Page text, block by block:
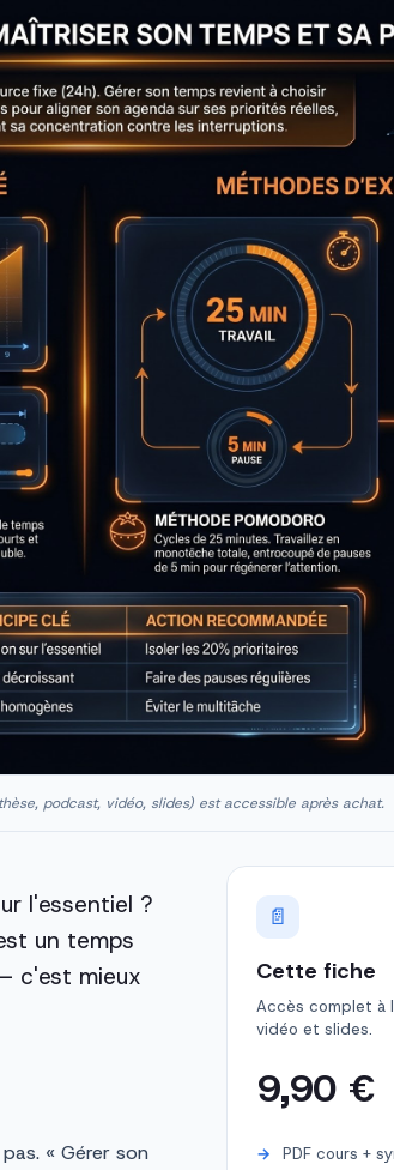
podcast, vidéo, slides) est accessible après achat.
l'essentiel ?
un temps
c'est mieux
« Gérer son
📄
Cette fiche
Accès complet à
vidéo et slides.
9,90 €
PDF cours +